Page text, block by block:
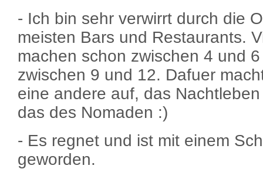
- Ich bin sehr verwirrt durch die
meisten Bars und Restaurants.
machen schon zwischen 4 und
zwischen 9 und 12. Dafuer
eine andere auf, das
das des Nomaden :)
- Es regnet und ist mit einem
geworden.